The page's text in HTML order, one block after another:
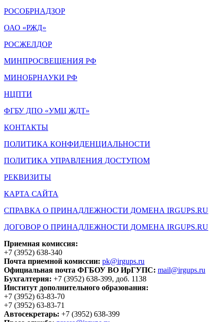
РОСОБРНАДЗОР
ОАО «РЖД»
РОСЖЕЛДОР
МИНПРОСВЕЩЕНИЯ РФ
МИНОБРНАУКИ РФ
НЦПТИ
ФГБУ ДПО «УМЦ ЖДТ»
КОНТАКТЫ
ПОЛИТИКА КОНФИДЕНЦИАЛЬНОСТИ
ПОЛИТИКА УПРАВЛЕНИЯ ДОСТУПОМ
РЕКВИЗИТЫ
КАРТА САЙТА
СПРАВКА О ПРИНАДЛЕЖНОСТИ ДОМЕНА IRGUPS.RU
ДОГОВОР О ПРИНАДЛЕЖНОСТИ ДОМЕНА IRGUPS.RU
Приемная комиссия:
+7 (3952) 638-340
Почта приемной комиссии: pk@irgups.ru
Официальная почта ФГБОУ ВО ИрГУПС: mail@irgups.ru
Бухгалтерия: +7 (3952) 638-399, доб. 1138
Институт дополнительного образования:
+7 (3952) 63-83-70
+7 (3952) 63-83-71
Автосекретарь: +7 (3952) 638-399